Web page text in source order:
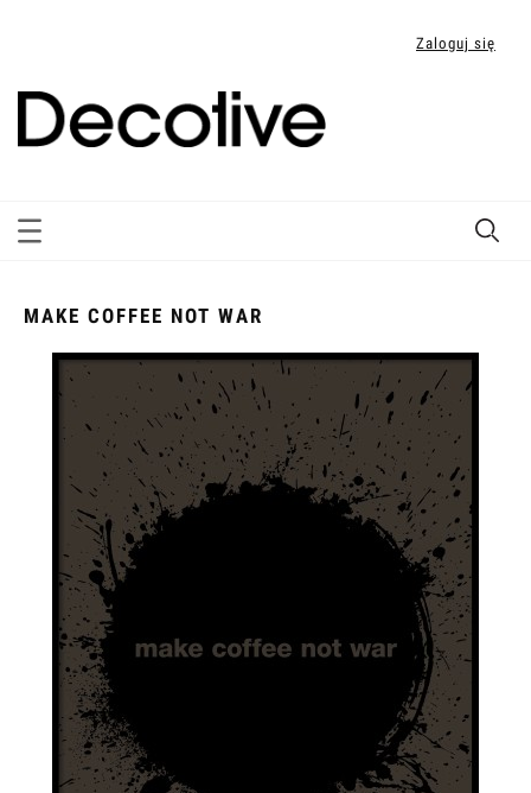
Zaloguj się
MAKE COFFEE NOT WAR